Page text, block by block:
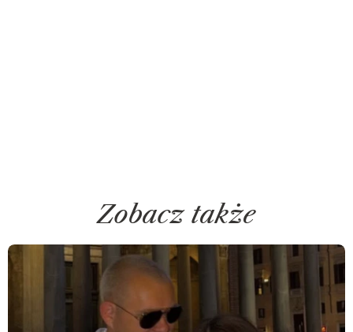
Zobacz także